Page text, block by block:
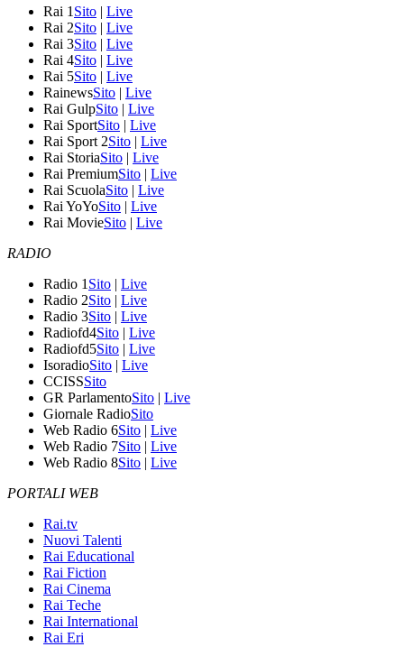
Rai 1 Sito | Live
Rai 2Sito | Live
Rai 3Sito | Live
Rai 4Sito | Live
Rai 5Sito | Live
RainewsSito | Live
Rai GulpSito | Live
Rai SportSito | Live
Rai Sport 2Sito | Live
Rai StoriaSito | Live
Rai PremiumSito | Live
Rai ScuolaSito | Live
Rai YoYoSito | Live
Rai MovieSito | Live
RADIO
Radio 1 Sito | Live
Radio 2Sito | Live
Radio 3Sito | Live
Radiofd4Sito | Live
Radiofd5Sito | Live
IsoradioSito | Live
CCISSSito
GR ParlamentoSito | Live
Giornale RadioSito
Web Radio 6Sito | Live
Web Radio 7Sito | Live
Web Radio 8Sito | Live
PORTALI WEB
Rai.tv
Nuovi Talenti
Rai Educational
Rai Fiction
Rai Cinema
Rai Teche
Rai International
Rai Eri